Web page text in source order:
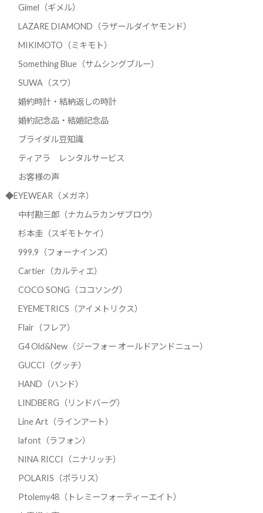
Gimel（ギメル）
LAZARE DIAMOND（ラザールダイヤモンド）
MIKIMOTO（ミキモト）
Something Blue（サムシングブルー）
SUWA（スワ）
婚約時計・結納返しの時計
婚約記念品・結婚記念品
ブライダル豆知識
ティアラ レンタルサービス
お客様の声
◆EYEWEAR（メガネ）
中村勘三郎（ナカムラカンザブロウ）
杉本圭（スギモトケイ）
999.9（フォーナインズ）
Cartier（カルティエ）
COCO SONG（ココソング）
EYEMETRICS（アイメトリクス）
Flair（フレア）
G4 Old&New（ジーフォー オールドアンドニュー）
GUCCI（グッチ）
HAND（ハンド）
LINDBERG（リンドバーグ）
Line Art（ラインアート）
lafont（ラフォン）
NINA RICCI（ニナリッチ）
POLARIS（ポラリス）
Ptolemy48（トレミーフォーティーエイト）